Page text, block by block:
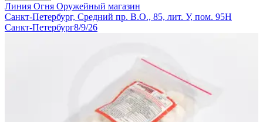
Линия Огня Оружейный магазин
Санкт-Петербург, Средний пр. В.О., 85, лит. У, пом. 95Н
Санкт-Петербург8/9/26